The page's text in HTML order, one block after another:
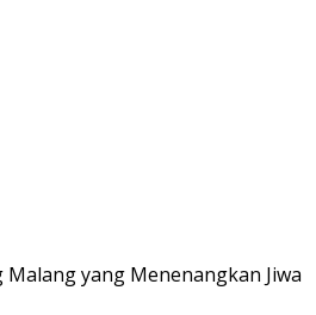
yang Menenangkan Jiwa